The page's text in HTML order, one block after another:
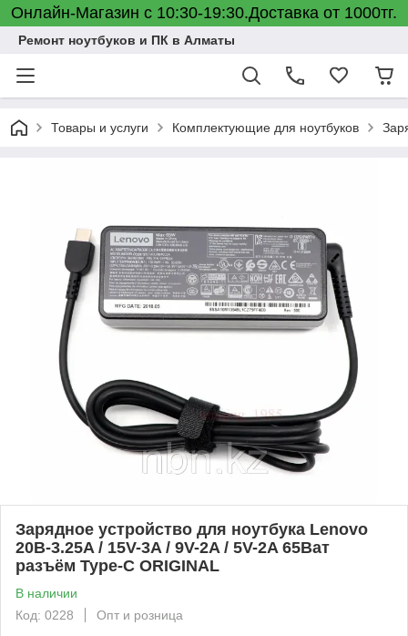
Онлайн-Магазин с 10:30-19:30.Доставка от 1000тг.
Ремонт ноутбуков и ПК в Алматы
Товары и услуги Комплектующие для ноутбуков
Зарядное устройство для ноутбука Lenovo
20В-3.25A / 15V-3A / 9V-2A / 5V-2A 65Ват
разъём Type-C ORIGINAL
В наличии
Код: 0228
Опт и розница